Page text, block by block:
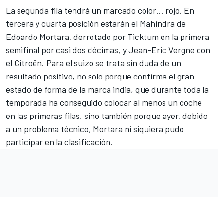
La segunda fila tendrá un marcado color… rojo. En
tercera y cuarta posición estarán el Mahindra de
Edoardo Mortara, derrotado por Ticktum en la primera
semifinal por casi dos décimas, yJean-Eric Vergne con
el Citroën. Para el suizo se trata sin duda de un
resultado positivo, no solo porque confirma el gran
estado de forma de la marca india, que durante toda la
temporada ha conseguido colocar al menos un coche
en las primeras filas, sino también porque ayer, debido
a un problema técnico, Mortara ni siquiera pudo
participar en la clasificación.